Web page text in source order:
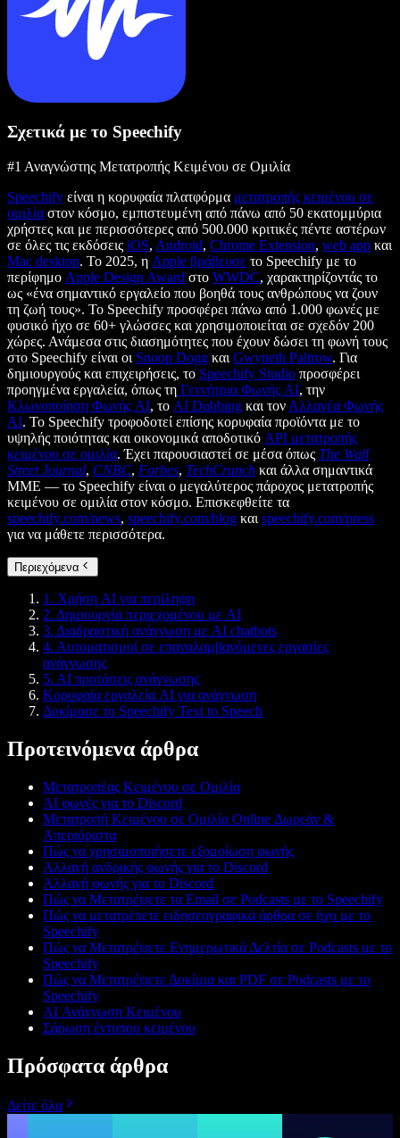
Σχετικά με το Speechify
#1 Αναγνώστης Μετατροπής Κειμένου σε Ομιλία
Speechify είναι η κορυφαία πλατφόρμα μετατροπής κειμένου σε
ομιλία στον κόσμο, εμπιστευμένη από πάνω από 50 εκατομμύρια
χρήστες και με περισσότερες από 500.000 κριτικές πέντε αστέρων
σε όλες τις εκδόσεις iOS, Android, Chrome Extension, web app και
Mac desktop. Το 2025, η Apple βράβευσε το Speechify με το
περίφημο Apple Design Award στο WWDC, χαρακτηρίζοντάς το
ως «ένα σημαντικό εργαλείο που βοηθά τους ανθρώπους να ζουν
τη ζωή τους». Το Speechify προσφέρει πάνω από 1.000 φωνές με
φυσικό ήχο σε 60+ γλώσσες και χρησιμοποιείται σε σχεδόν 200
χώρες. Ανάμεσα στις διασημότητες που έχουν δώσει τη φωνή τους
στο Speechify είναι οι Snoop Dogg και Gwyneth Paltrow. Για
δημιουργούς και επιχειρήσεις, το Speechify Studio προσφέρει
προηγμένα εργαλεία, όπως τη Γεννήτρια Φωνής AI, την
Κλωνοποίηση Φωνής AI, το AI Dubbing και τον Αλλαγέα Φωνής
AI. Το Speechify τροφοδοτεί επίσης κορυφαία προϊόντα με το
υψηλής ποιότητας και οικονομικά αποδοτικό API μετατροπής
κειμένου σε ομιλία. Έχει παρουσιαστεί σε μέσα όπως The Wall
Street Journal, CNBC, Forbes, TechCrunch και άλλα σημαντικά
ΜΜΕ — το Speechify είναι ο μεγαλύτερος πάροχος μετατροπής
κειμένου σε ομιλία στον κόσμο. Επισκεφθείτε τα
speechify.com/news, speechify.com/blog και speechify.com/press
για να μάθετε περισσότερα.
Περιεχόμενα
1. Χρήση AI για περίληψη
2. Δημιουργία περιεχομένου με AI
3. Διαδραστική ανάγνωση με AI chatbots
4. Αυτοματισμοί σε επαναλαμβανόμενες εργασίες
ανάγνωσης
5. AI προτάσεις ανάγνωσης
Κορυφαία εργαλεία AI για ανάγνωση
Δοκίμασε το Speechify Text to Speech
Προτεινόμενα άρθρα
Μετατροπέας Κειμένου σε Ομιλία
AI φωνές για το Discord
Μετατροπή Κειμένου σε Ομιλία Online Δωρεάν &
Απεριόριστα
Πώς να χρησιμοποιήσετε εξομοίωση φωνής
Αλλαγή ανδρικής φωνής για το Discord
Αλλαγή φωνής για το Discord
Πώς να Μετατρέψετε τα Email σε Podcasts με το Speechify
Πώς να μετατρέπετε ειδησεογραφικά άρθρα σε ήχο με το
Speechify
Πώς να Μετατρέψετε Ενημερωτικά Δελτία σε Podcasts με το
Speechify
Πώς να Μετατρέψετε Δοκίμια και PDF σε Podcasts με το
Speechify
AI Ανάγνωση Κειμένου
Σάρωση έντυπου κειμένου
Πρόσφατα άρθρα
Δείτε όλα